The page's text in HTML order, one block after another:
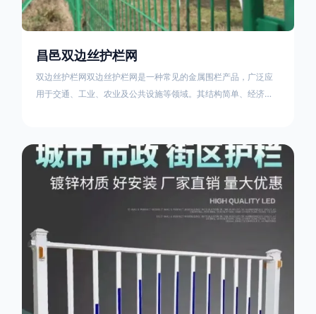
昌邑双边丝护栏网
双边丝护栏网双边丝护栏网是一种常见的金属围栏产品，广泛应
用于交通、工业、农业及公共设施等领域。其结构简单、经济实
边丝护栏网由低碳钢丝（Q235材质）通过焊接或编织形成网格结
构，网片两侧各有一根加固的纵向钢丝（双边丝），用于与立柱
连接固定。其表面通常采用镀锌、喷塑或浸塑处理，以增强耐腐